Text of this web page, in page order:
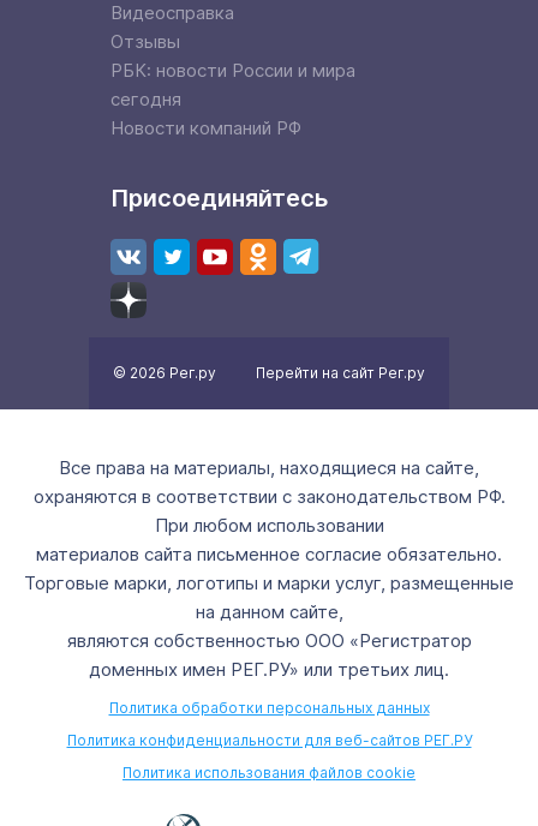
Видеосправка
Отзывы
РБК: новости России и мира
сегодня
Новости компаний РФ
Присоединяйтесь
© 2026 Рег.ру Перейти на сайт Рег.ру
Все права на материалы, находящиеся на сайте,
охраняются в соответствии с законодательством РФ.
При любом использовании
материалов сайта письменное согласие обязательно.
Торговые марки, логотипы и марки услуг, размещенные
на данном сайте,
являются собственностью ООО «Регистратор
доменных имен РЕГ.РУ» или третьих лиц.
Политика обработки персональных данных
Политика конфиденциальности для веб-сайтов РЕГ.РУ
Политика использования файлов cookie